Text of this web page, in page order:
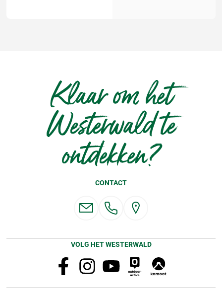
Klaar om het
Westerwald te
ontdekken?
CONTACT
VOLG HET WESTERWALD